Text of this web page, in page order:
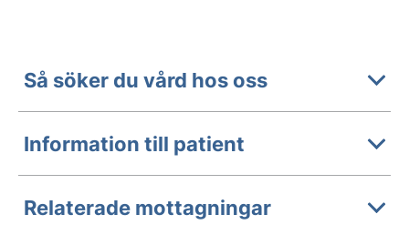
Så söker du vård hos oss
Information till patient
Relaterade mottagningar